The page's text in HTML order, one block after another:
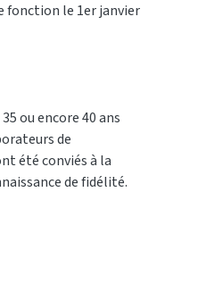
fonction le 1er janvier
ou encore 40 ans
de
été conviés à la
de fidélité.